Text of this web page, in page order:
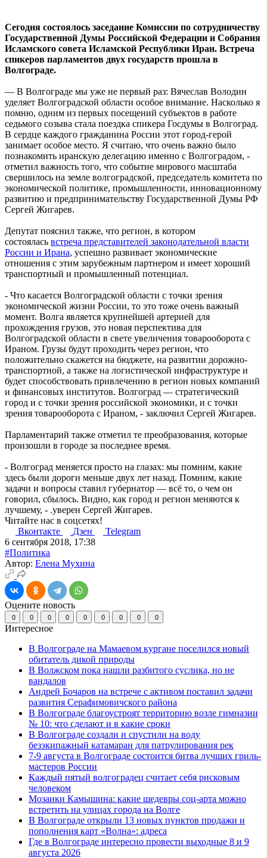
Сегодня состоялось заседание Комиссии по сотрудничеству
Государственной Думы Российской Федерации и Собрания
Исламского совета Исламской Республики Иран. Встреча
спикеров парламентов двух государств прошла в
Волгограде.
— В Волгограде мы уже не первый раз: Вячеслав Володин
уделяет Волгоградской области особое внимание. Насколько я
помню, одним из первых посещений субъектов в работе
седьмого созыва стала поездка спикера Госдумы в Волгоград.
В сердце каждого гражданина России этот город-герой
занимает особое место. Я считаю, что очень важно было
познакомить иранскую делегацию именно с Волгоградом, -
отметил важность того, что событие мирового масштаба
свершилось на земле волгоградской, председатель комитета по
экономической политике, промышленности, инновационному
развитию и предпринимательству Государственной Думы РФ
Сергей Жигарев.
Депутат пояснил также, что регион, в котором
состоялась встреча представителей законодательной власти
России и Ирана, успешно развивает экономические
отношения с этим зарубежным партнером и имеет хороший
транспортный и промышленный потенциал.
- Что касается Волгоградской области с точки зрения
экономической жизни России, то это тоже очень важный
момент. Волга является крупнейшей артерией для
прохождения грузов, это новая перспектива для
Волгоградской области в свете увеличения товарооборота с
Ираном. Грузы будут проходить через регион, что
положительно скажется на бюджете, на развитии дорожно-
транспортной, а также на логистической инфраструктуре и
будет способствовать привлечению в регион новых компаний
и финансовых институтов. Волгоград — стратегический
город и с точки зрения российской экономики, и с точки
зрения товарооборота с Ираном, - заключил Сергей Жигарев.
Парламентарий также отметил те преобразования, которые
произошли в городе за последнее время.
- Волгоград меняется просто на глазах: мы помним, какие
здесь были дороги меньше двух лет назад. Помним, какие
задачи и вопросы ставил губернатор — всё то, о чем он
говорил, сбылось. Видно, как город и регион меняются к
лучшему, - .уверен Сергей Жигарев.
Читайте нас в соцсетях!
Вконтакте
Дзен
Telegram
6 сентября 2018, 17:38
#Политика
Автор: Елена Мухина
Оцените новость
0 0 0 0 0 0 0 0 0
Интересное
В Волгограде на Мамаевом кургане поселился новый
обитатель дикой природы
В Волжском пока нашли разбитого суслика, но не
вандалов
Андрей Бочаров на встрече с активом поставил задачи
развития Серафимовичского района
В Волгограде благоустроят территорию возле гимназии
№ 10: что сделают и в какие сроки
В Волгограде создали и спустили на воду
безэкипажный катамаран для патрулирования рек
7-9 августа в Волгограде состоится битва лучших гриль-
мастеров России
Каждый пятый волгоградец считает себя рисковым
человеком
Мозаики Камышина: какие шедевры соц-арта можно
встретить на улицах города на Волге
В Волгограде открыли 13 новых пунктов продажи и
пополнения карт «Волна»: адреса
Где в Волгограде интересно провести выходные 8 и 9
августа 2026